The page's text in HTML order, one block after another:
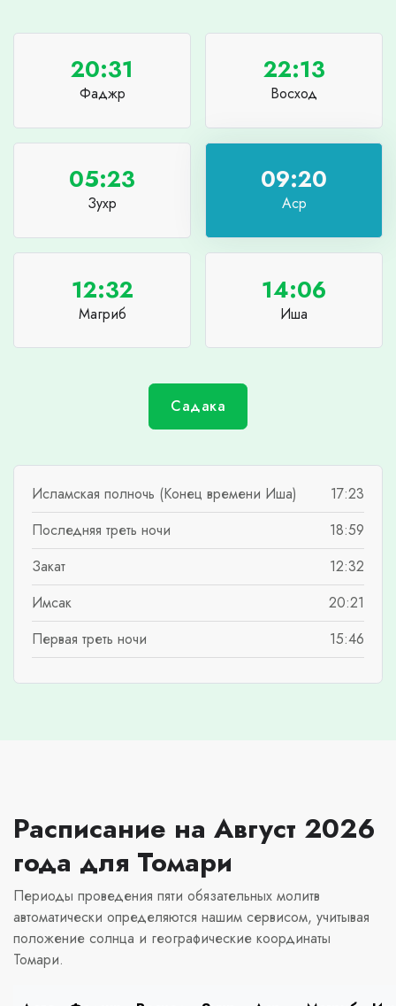
20:31
Фаджр
22:13
Восход
05:23
Зухр
09:20
Аср
12:32
Магриб
14:06
Иша
Садака
Исламская полночь (Конец времени Иша)
17:23
Последняя треть ночи
18:59
Закат
12:32
Имсак
20:21
Первая треть ночи
15:46
Расписание на Август 2026
года для Томари
Периоды проведения пяти обязательных молитв
автоматически определяются нашим сервисом, учитывая
положение солнца и географические координаты
Томари.